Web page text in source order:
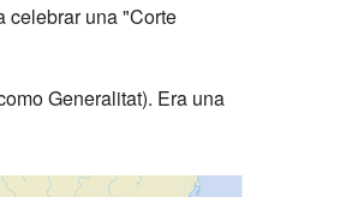
celebrar una "Corte
Generalitat). Era una